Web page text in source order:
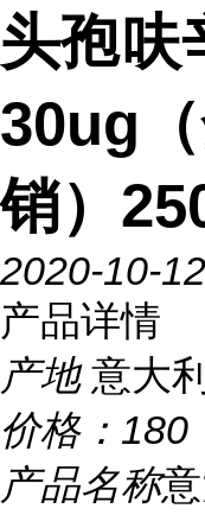
头孢呋
30ug
销）
2020-10-12
产品详情
产地 意大利
价格： 180
产品名称